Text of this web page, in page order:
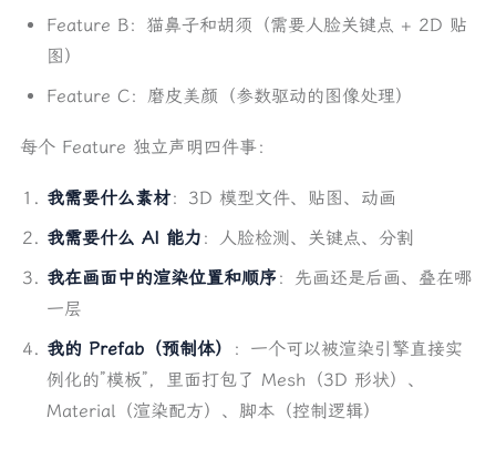
Feature B：猫鼻子和胡须（需要人脸关键点 + 2D 贴
图）
Feature C：磨皮美颜（参数驱动的图像处理）
每个 Feature 独立声明四件事：
我需要什么素材：3D 模型文件、贴图、动画
我需要什么 AI 能力 ：人脸检测、关键点、分割
我在画面中的渲染位置和顺序 ：先画还是后画、叠在哪
一层
我的 Prefab（预制体）
：一个可以被渲染引擎直接实
例化的”模板”，里面打包了 Mesh（3D 形状）、
Material（渲染配方）、脚本（控制逻辑）